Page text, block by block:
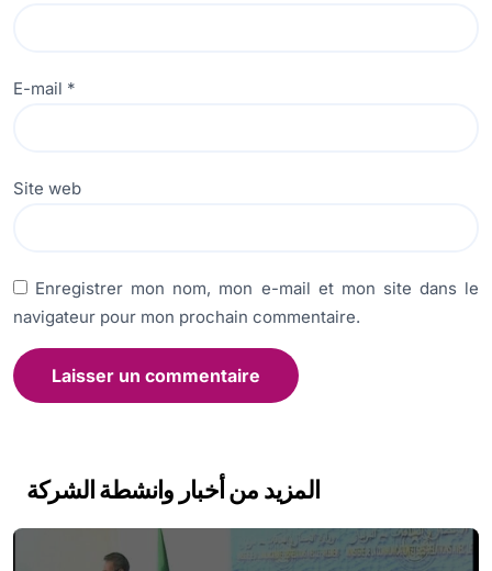
E-mail *
Site web
Enregistrer mon nom, mon e-mail et mon site dans le
navigateur pour mon prochain commentaire.
المزيد من أخبار وانشطة الشركة